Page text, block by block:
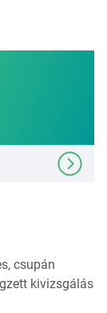
csupán
kivizsgálás